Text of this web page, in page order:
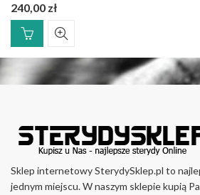
240,00 zł
Sklep internetowy SterydySklep.pl to
jednym miejscu. W naszym sklepie kupią